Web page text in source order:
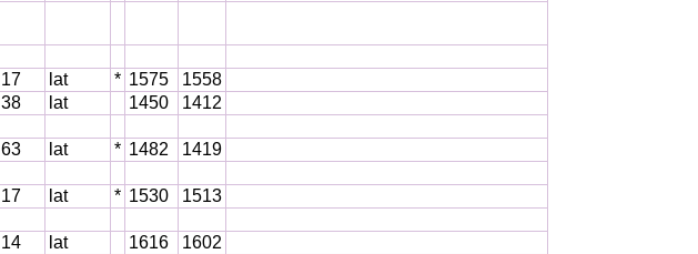
17 lat * 1575
1558
38 lat 1450
1412
63 lat * 1482
1419
17 lat * 1530
1513
14 lat 1616
1602